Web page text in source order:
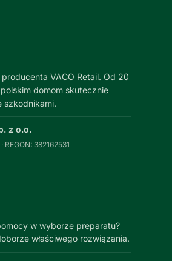
VACO Retail. Od 20
domom skutecznie
szkodnikami.
z o.o.
REGON: 382162531
w wyborze preparatu?
właściwego rozwiązania.